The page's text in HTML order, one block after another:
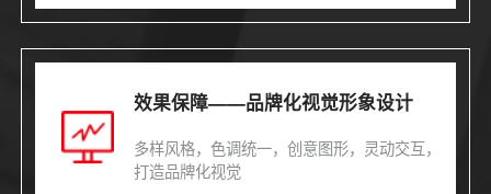
效果保障——品牌化视觉形象设计
多样风格，色调统一，创意图形，灵动交互，
打造品牌化视觉